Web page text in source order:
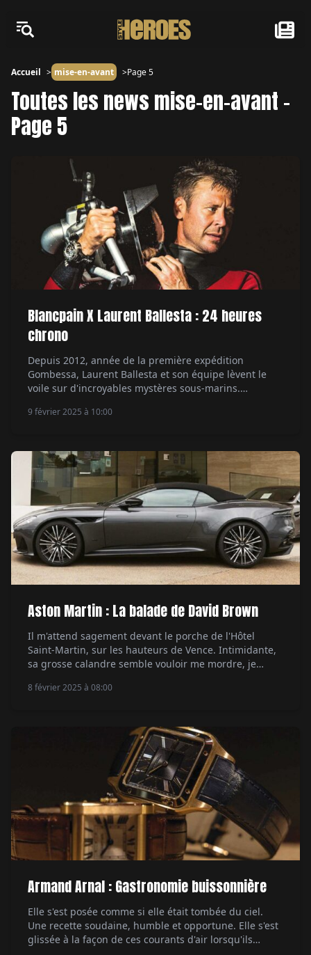
Accueil mise-en-avant Page 5
Toutes les news mise-en-avant -
Page 5
Blancpain X Laurent Ballesta : 24 heures
chrono
Depuis 2012, année de la première expédition
Gombessa, Laurent Ballesta et son équipe lèvent le
voile sur d'incroyables mystères sous-marins.
chaque aventure fait progresser la recherche
technique en termes de […]
9 février 2025 à 10:00
Aston Martin : La balade de David Brown
Il m'attend sagement devant le porche de l'Hôtel
Saint-Martin, sur les hauteurs de Vence. Intimidante,
sa grosse calandre semble vouloir me mordre, je
et la peinture mat couleur chrome est du plus bel
8 février 2025 à 08:00
Armand Arnal : Gastronomie buissonnière
Elle s'est posée comme si elle était tombée du ciel.
Une recette soudaine, humble et opportune. Elle s'est
glissée à la façon de ces courants d'air lorsqu'ils